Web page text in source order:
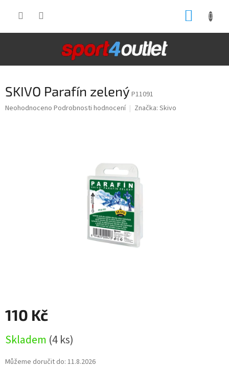
SKIVO Parafín zelený P11091
Průměrné
Neohodnoceno Podrobnosti hodnocení Značka: Skivo
110 Kč
cena:
Skladem (4 ks)
Můžeme doručit do: 11.8.2026